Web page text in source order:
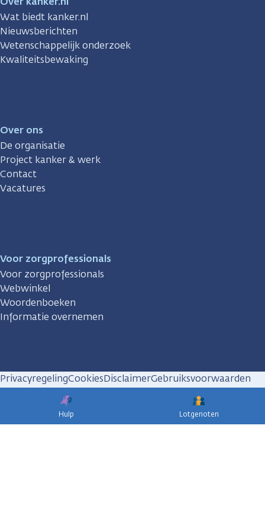
Hulp Lotgenoten
Wat biedt kanker.nl
Nieuwsberichten
Wetenschappelijk onderzoek
Kwaliteitsbewaking
Over ons
De organisatie
Project kanker & werk
Contact
Vacatures
Voor zorgprofessionals
Voor zorgprofessionals
Webwinkel
Woordenboeken
Informatie overnemen
PrivacyregelingCookiesDisclaimerGebruiksvoorwaarden